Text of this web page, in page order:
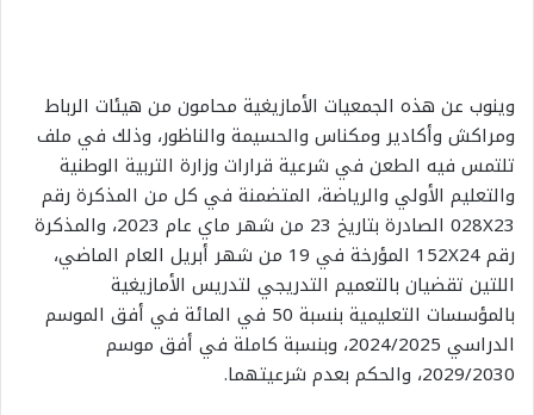
وينوب عن هذه الجمعيات الأمازيغية محامون من هيئات الرباط
ومراكش وأكادير ومكناس والحسيمة والناظور، وذلك في ملف
تلتمس فيه الطعن في شرعية قرارات وزارة التربية الوطنية
والتعليم الأولي والرياضة، المتضمنة في كل من المذكرة رقم
028X23 الصادرة بتاريخ 23 من شهر ماي عام 2023، والمذكرة
رقم 152X24 المؤرخة في 19 من شهر أبريل العام الماضي،
اللتين تقضيان بالتعميم التدريجي لتدريس الأمازيغية
بالمؤسسات التعليمية بنسبة 50 في المائة في أفق الموسم
الدراسي 2024/2025، وبنسبة كاملة في أفق موسم
2029/2030، والحكم بعدم شرعيتهما.